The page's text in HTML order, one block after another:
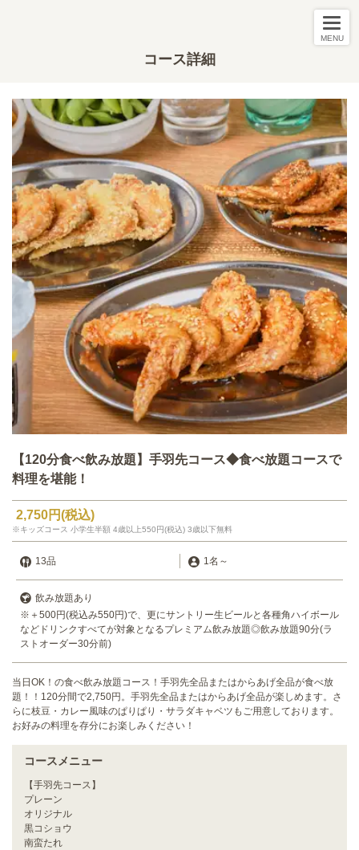
MENU
コース詳細
【120分食べ飲み放題】手羽先コース◆食べ放題コースで
料理を堪能！
2,750円(税込)
※キッズコース 小学生半額 4歳以上550円(税込) 3歳以下無料
13品 1名 ～
飲み放題あり
※＋500円(税込み550円)で、更にサントリー生ビールと各種角ハイボール
などドリンクすべてが対象となるプレミアム飲み放題◎飲み放題90分(ラ
ストオーダー30分前)
当日OK！の食べ飲み放題コース！手羽先全品またはからあげ全品が食べ放
題！！120分間で2,750円。手羽先全品またはからあげ全品が楽しめます。さ
らに枝豆・カレー風味のぱりぱり・サラダキャベツもご用意しております。
お好みの料理を存分にお楽しみください！
コースメニュー
【手羽先コース】
プレーン
オリジナル
黒コショウ
南蛮たれ